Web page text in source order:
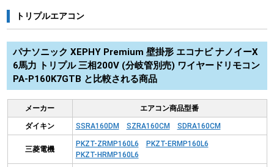
トリプルエアコン
パナソニック XEPHY Premium 壁掛形 エコナビ ナノイーX
6馬力 トリプル 三相200V (分岐管別売) ワイヤードリモコン
PA-P160K7GTB と比較される商品
メーカー エアコン商品型番
ダイキン SSRA160DM SZRA160CM SDRA160CM
三菱電機
PKZT-ZRMP160L6
PKZT-ERMP160L6
PKZT-HRMP160L6